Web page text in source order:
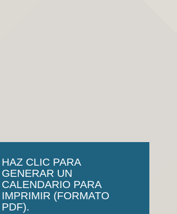
HAZ CLIC PARA
GENERAR UN
CALENDARIO PARA
IMPRIMIR (FORMATO
PDF).